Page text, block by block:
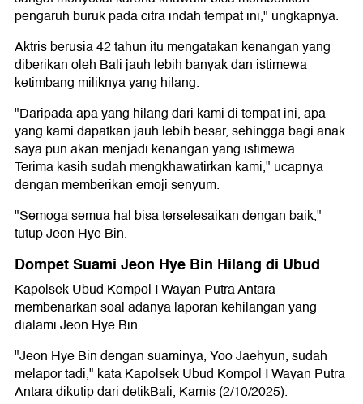
pengaruh buruk pada citra indah tempat ini," ungkapnya.
Aktris berusia 42 tahun itu mengatakan kenangan yang
diberikan oleh Bali jauh lebih banyak dan istimewa
ketimbang miliknya yang hilang.
"Daripada apa yang hilang dari kami di tempat ini, apa
yang kami dapatkan jauh lebih besar, sehingga bagi anak
saya pun akan menjadi kenangan yang istimewa.
Terima kasih sudah mengkhawatirkan kami," ucapnya
dengan memberikan emoji senyum.
"Semoga semua hal bisa terselesaikan dengan baik,"
tutup Jeon Hye Bin.
Dompet Suami Jeon Hye Bin Hilang di Ubud
Kapolsek Ubud Kompol I Wayan Putra Antara
membenarkan soal adanya laporan kehilangan yang
dialami Jeon Hye Bin.
"Jeon Hye Bin dengan suaminya, Yoo Jaehyun, sudah
melapor tadi," kata Kapolsek Ubud Kompol I Wayan Putra
Antara dikutip dari detikBali, Kamis (2/10/2025).